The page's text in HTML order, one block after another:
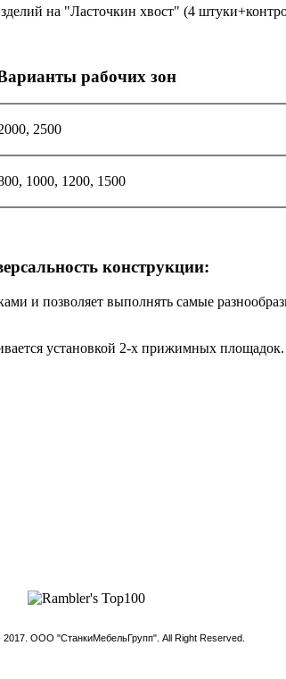
на "Ласточкин хвост" (4
рабочих зон
2500
1000, 1200, 1500
конструкции:
и позволяет выполнять самые
установкой 2-х прижимных площадок.
2017. ООО "СтанкиМебельГрупп". All Right Reserved.